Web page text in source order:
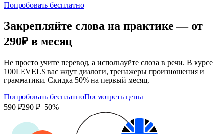
Попробовать бесплатно
Закрепляйте слова на практике — от
290₽ в месяц
Не просто учите перевод, а используйте слова в речи. В курсе
100LEVELS вас ждут диалоги, тренажеры произношения и
грамматики. Скидка 50% на первый месяц.
Попробовать бесплатноПосмотреть цены
590 ₽290 ₽−50%